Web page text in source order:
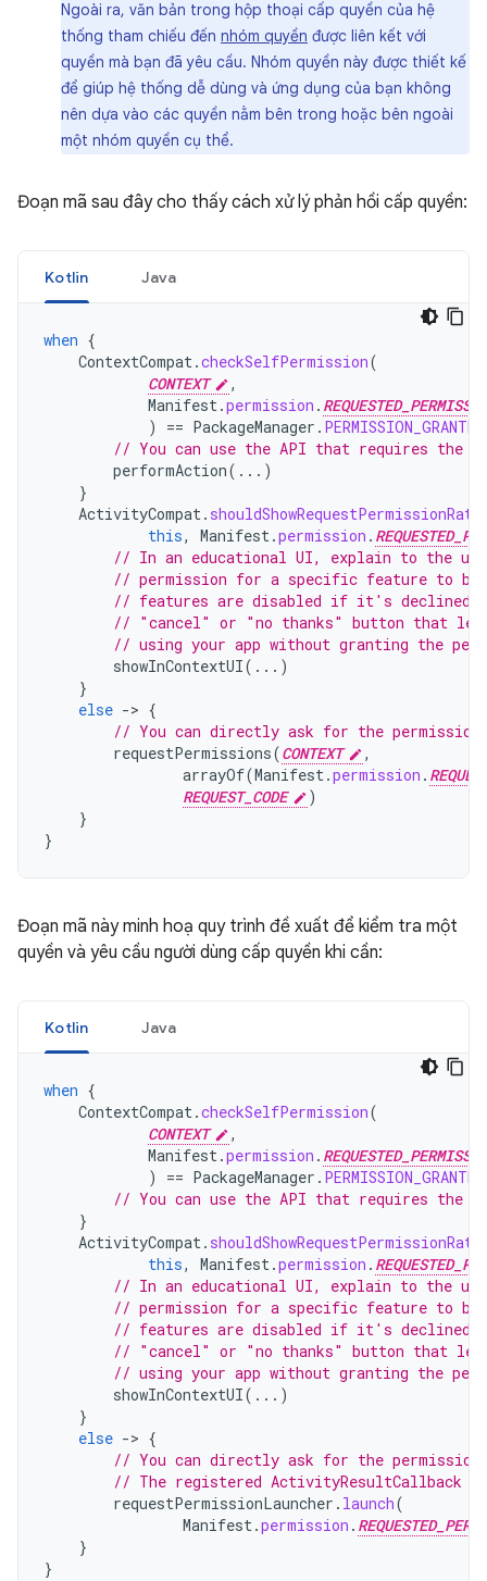
Ngoài ra, văn bản trong hộp thoại cấp quyền của hệ
thống tham chiếu đến nhóm quyền được liên kết với
quyền mà bạn đã yêu cầu. Nhóm quyền này được thiết kế
để giúp hệ thống dễ dùng và ứng dụng của bạn không
nên dựa vào các quyền nằm bên trong hoặc bên ngoài
một nhóm quyền cụ thể.
Đoạn mã sau đây cho thấy cách xử lý phản hồi cấp quyền:
Kotlin Java
when {
ContextCompat.checkSelfPermission(
CONTEXT
,
Manifest.permission .
)
== PackageManager . PERMISSION_GRANTED
// You can use the API that requires the
performAction(...)
}
ActivityCompat.
this, Manifest.permission .
// In an educational UI, explain to the
// permission for a specific feature to
// features are disabled if it's
// "cancel" or "no thanks" button that
// using your app without granting the
showInContextUI(...)
}
else -> {
// You can directly ask for the
requestPermissions(CONTEXT
,
arrayOf(Manifest.permission .
REQUEST_CODE
)
}
}
Đoạn mã này minh hoạ quy trình đề xuất để kiểm tra một
quyền và yêu cầu người dùng cấp quyền khi cần:
Kotlin Java
when {
ContextCompat.checkSelfPermission(
CONTEXT
,
Manifest.permission .
)
== PackageManager . PERMISSION_GRANTED
// You can use the API that requires the
}
ActivityCompat.
this, Manifest.permission .
// In an educational UI, explain to the
// permission for a specific feature to
// features are disabled if it's
// "cancel" or "no thanks" button that
// using your app without granting the
showInContextUI(...)
}
else -> {
// You can directly ask for the
// The registered ActivityResultCallback
requestPermissionLauncher . launch(
Manifest.permission .
}
}